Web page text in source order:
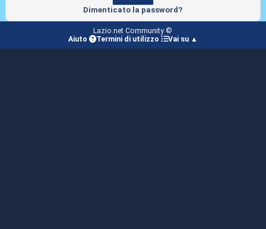
Dimenticato la password?
Lazio.net Community ©
Aiuto
Termini di utilizzo Vai su ▲